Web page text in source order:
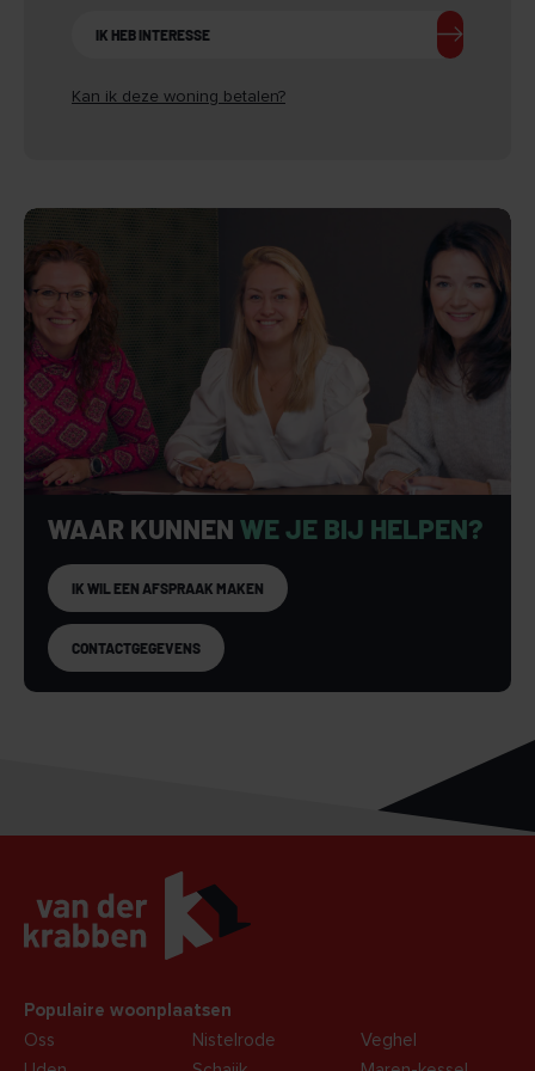
IK HEB INTERESSE
Kan ik deze woning betalen?
WAAR KUNNEN WE JE BIJ HELPEN?
IK WIL EEN AFSPRAAK MAKEN
CONTACTGEGEVENS
Populaire woonplaatsen
Oss
Nistelrode
Veghel